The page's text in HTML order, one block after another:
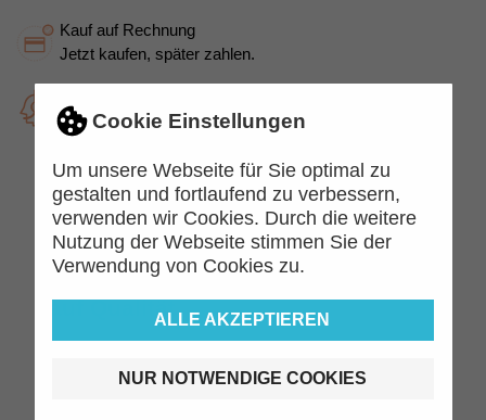
Cookie Einstellungen
Um unsere Webseite für Sie optimal zu
gestalten und fortlaufend zu verbessern,
verwenden wir Cookies. Durch die weitere
Nutzung der Webseite stimmen Sie der
Verwendung von Cookies zu.
ALLE AKZEPTIEREN
NUR NOTWENDIGE COOKIES
Kauf auf Rechnung
Jetzt kaufen, später zahlen.
Kompetent und freundlich
Beschreibung Artikeldetails
Pelikan 4001TP/6: Tradition trifft
auf Qualität
Pelikan, ein Name, der seit Generationen für exzellente
Füllerpatronen. Diese Patronen kombinieren